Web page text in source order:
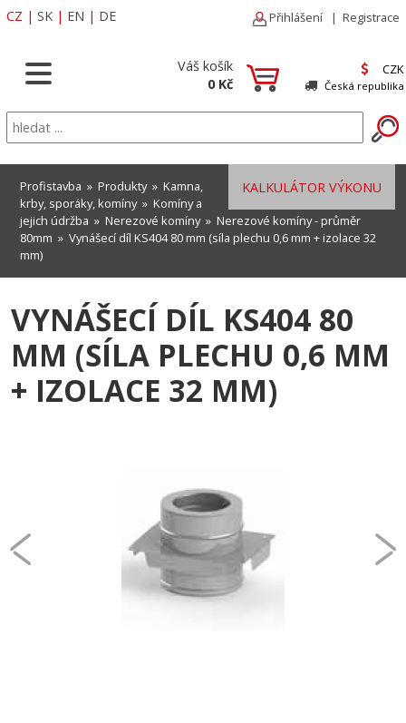
CZ | SK | EN | DE Přihlášení | Registrace
Váš košík
0 Kč
CZK
Česká republika
KALKULÁTOR VÝKONU
Profistavba » Produkty» Kamna,
krby, sporáky, komíny» Komíny a
jejich údržba » Nerezové komíny» Nerezové komíny - průměr
80mm » Vynášecí díl KS404 80 mm (síla plechu 0,6 mm + izolace 32
mm)
VYNÁŠECÍ DÍL KS404 80
MM (SÍLA PLECHU 0,6 MM
+ IZOLACE 32 MM)